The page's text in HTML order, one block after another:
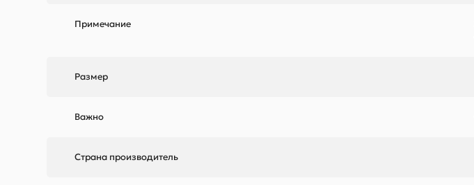
Примечание
Размер
Важно
Страна производитель